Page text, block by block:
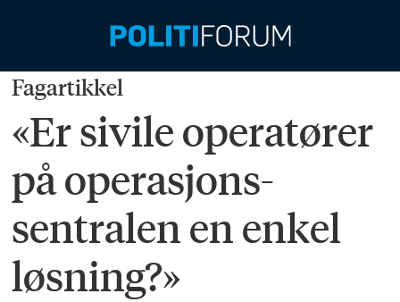
Fagartikkel
«Er sivile operatører
på operasjons-
sentralen en enkel
løsning?»